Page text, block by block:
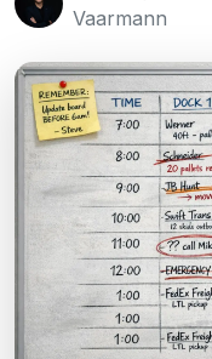
Vaarmann